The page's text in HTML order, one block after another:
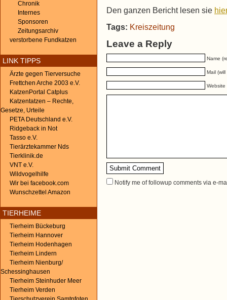
Den ganzen Bericht lesen sie hier
Tags: Kreiszeitung
Leave a Reply
Name
Mail
Website
Notify me of followup comments via e-
Chronik
Internes
Sponsoren
Zeitungsarchiv
verstorbene Fundkatzen
LINK TIPPS
Ärzte gegen Tierversuche
Frettchen Arche 2003 e.V.
KatzenPortal Catplus
Katzentatzen – Rechte,
Gesetze, Urteile
PETA Deutschland e.V.
Ridgeback in Not
Tasso e.V.
Tierärztekammer Nds
Tierklinik.de
VNT e.V.
Wildvogelhilfe
Wir bei facebook.com
Wunschzettel Amazon
TIERHEIME
Tierheim Bückeburg
Tierheim Hannover
Tierheim Hodenhagen
Tierheim Lindern
Tierheim Nienburg/
Schessinghausen
Tierheim Steinhuder Meer
Tierheim Verden